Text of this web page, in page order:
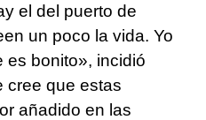
el del puerto de
un poco la vida. Yo
es bonito», incidió
cree que estas
añadido en las